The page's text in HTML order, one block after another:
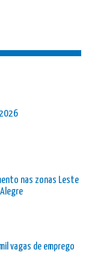
nas zonas Leste
vagas de emprego